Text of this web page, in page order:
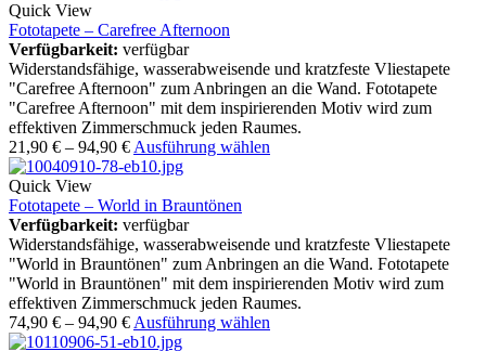
Quick View
Fototapete – Carefree Afternoon
Verfügbarkeit: verfügbar
Widerstandsfähige, wasserabweisende und kratzfeste Vliestapete
"Carefree Afternoon" zum Anbringen an die Wand. Fototapete
"Carefree Afternoon" mit dem inspirierenden Motiv wird zum
effektiven Zimmerschmuck jeden Raumes.
21,90 € – 94,90 € Ausführung wählen
Quick View
Fototapete – World in Brauntönen
Verfügbarkeit: verfügbar
Widerstandsfähige, wasserabweisende und kratzfeste Vliestapete
"World in Brauntönen" zum Anbringen an die Wand. Fototapete
"World in Brauntönen" mit dem inspirierenden Motiv wird zum
effektiven Zimmerschmuck jeden Raumes.
74,90 € – 94,90 € Ausführung wählen